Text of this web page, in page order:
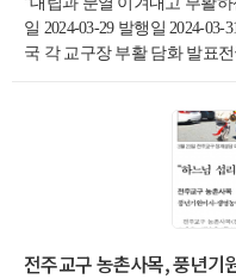
일 2024-03-29 발행일 2024-
국 각 교구장 부활 담화 발표
전주교구 농촌사목, 풍년기